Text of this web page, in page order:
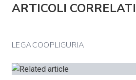
ARTICOLI CORRELATI
LEGACOOPLIGURIA